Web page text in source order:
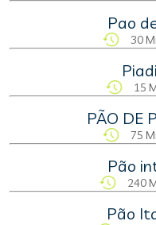
Pao
30
15
PÃO DE
75
Pão
240
Pão